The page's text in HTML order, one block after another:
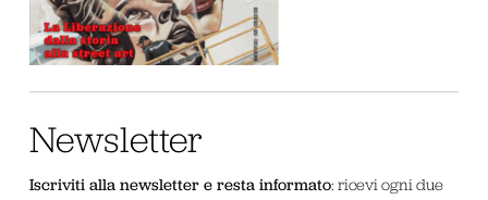
Newsletter
Iscriviti alla newsletter e resta informato: ricevi ogni due